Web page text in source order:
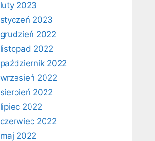
luty 2023
styczeń 2023
grudzień 2022
listopad 2022
październik 2022
wrzesień 2022
sierpień 2022
lipiec 2022
czerwiec 2022
maj 2022